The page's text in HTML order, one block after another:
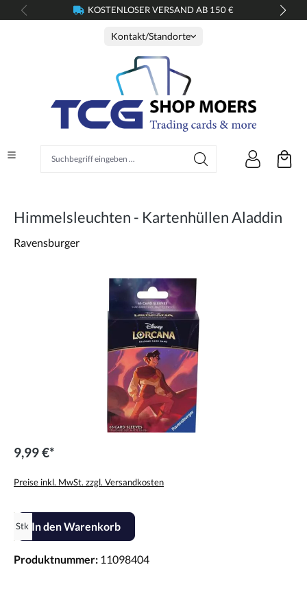
springen KOSTENLOSER VERSAND AB 150 €
Kontakt/Standorte
Himmelsleuchten - Kartenhüllen Aladdin
Ravensburger
Bildergalerie überspringen
9,99 €*
Preise inkl. MwSt. zzgl. Versandkosten
Produkt Anzahl: Gib den gewünschten Wert ein oder benutze die
Stk In den Warenkorb
Produktnummer: 11098404